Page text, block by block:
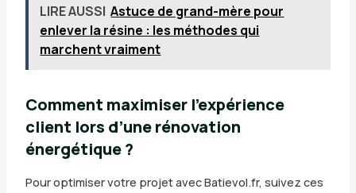
LIRE AUSSI Astuce de grand-mère pour
enlever la résine : les méthodes qui
marchent vraiment
Comment maximiser l’expérience
client lors d’une rénovation
énergétique ?
Pour optimiser votre projet avec Batievol.fr, suivez ces